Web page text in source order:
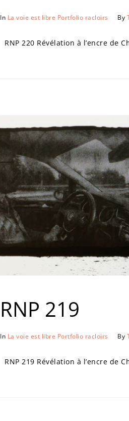
In La voie est libre Portfolio racloirs By
RNP 220 Révélation à l’encre de
RNP 219
In La voie est libre Portfolio racloirs By
RNP 219 Révélation à l’encre de